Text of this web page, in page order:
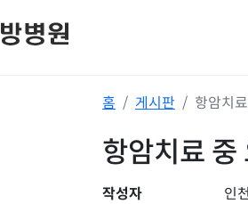
홈 게시판 항암치
항암치료 중
작성자
인